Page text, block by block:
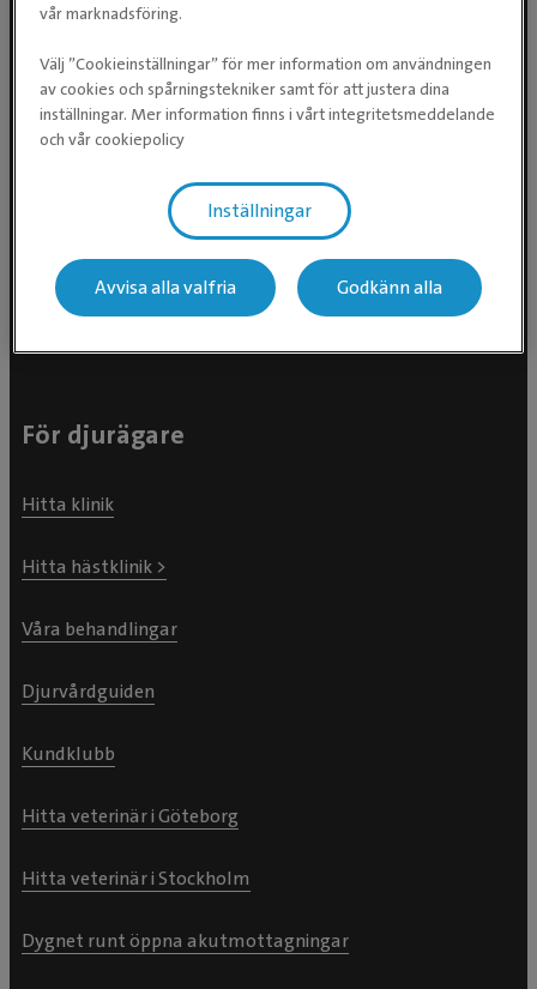
Evidensia Djursjukvård AB
Östhammarsgatan 74
115 28 Stockholm
För djurägare
Hitta klinik
Hitta hästklinik >
Våra behandlingar
Djurvårdguiden
Kundklubb
Hitta veterinär i Göteborg
Hitta veterinär i Stockholm
Dygnet runt öppna akutmottagningar
vår marknadsföring.
Välj ”Cookieinställningar” för mer information om användningen
av cookies och spårningstekniker samt för att justera dina
inställningar. Mer information finns i vårt integritetsmeddelande
och vår cookiepolicy
Inställningar
Avvisa alla valfria Godkänn alla